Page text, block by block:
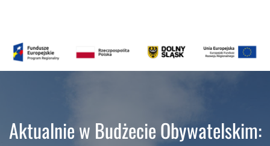
Aktualnie w Budżecie Obywatelskim: